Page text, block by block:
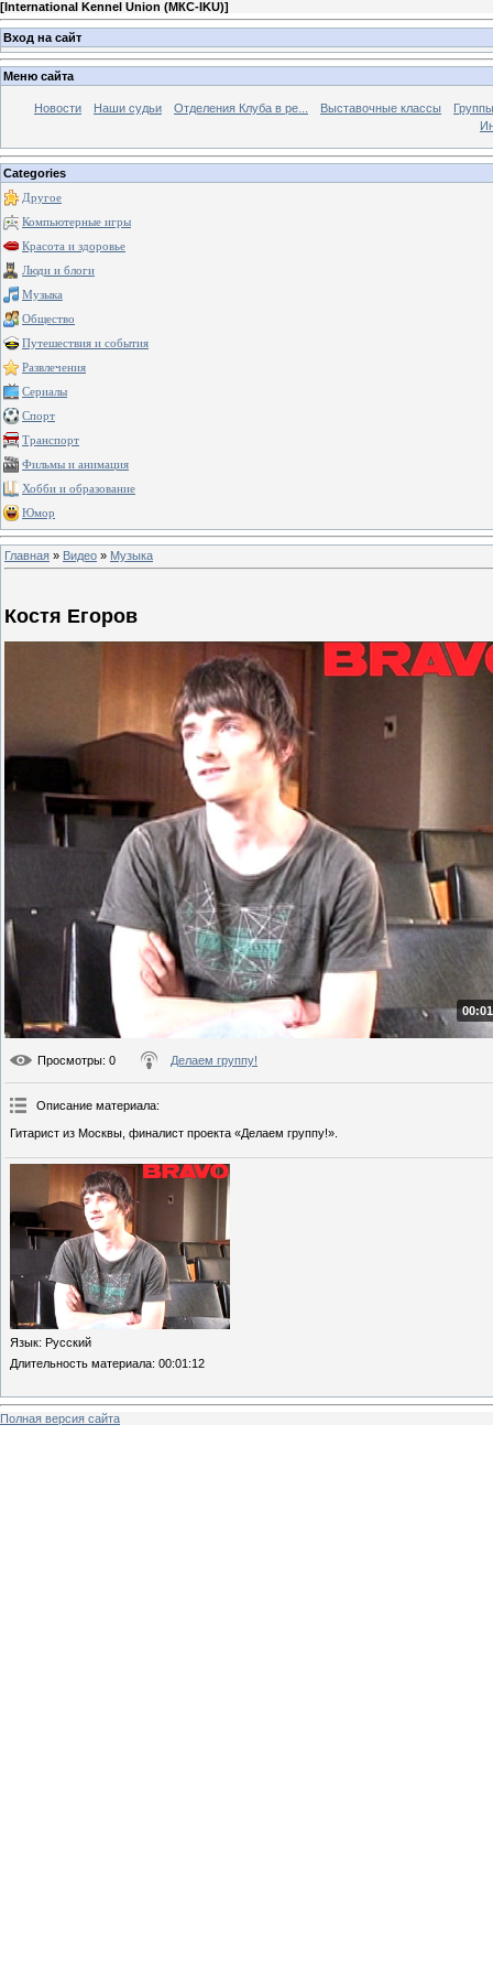
[International Kennel Union (МКС-IKU)]
Вход на сайт
Меню сайта
Новости Наши судьи Отделения Клуба в ре... Выставочные классы
Categories
Другое
Компьютерные игры
Красота и здоровье
Люди и блоги
Музыка
Общество
Путешествия и события
Развлечения
Сериалы
Спорт
Транспорт
Фильмы и анимация
Хобби и образование
Юмор
Главная » Видео » Музыка
Костя Егоров
Просмотры: 0 Делаем группу!
Описание материала:
Гитарист из Москвы, финалист проекта «Делаем группу!».
Язык: Русский
Длительность материала: 00:01:12
Полная версия сайта